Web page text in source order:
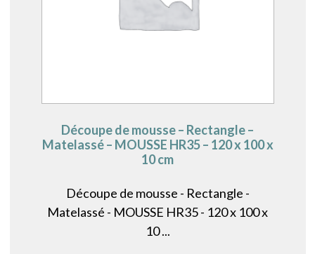
Découpe de mousse – Rectangle –
Matelassé – MOUSSE HR35 – 120 x 100 x
10 cm
Découpe de mousse - Rectangle -
Matelassé - MOUSSE HR35 - 120 x 100 x
10 ...